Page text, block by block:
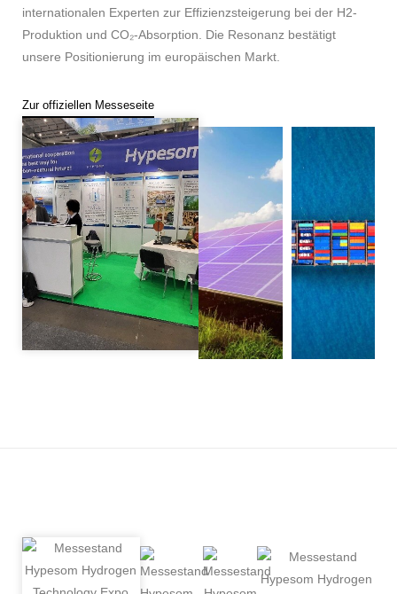
internationalen Experten zur Effizienzsteigerung bei der H2-
Produktion und CO₂-Absorption. Die Resonanz bestätigt
unsere Positionierung im europäischen Markt.
Zur offiziellen Messeseite